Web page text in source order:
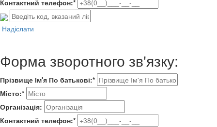
Контактний телефон:*
Надіслати
Форма зворотного зв'язку:
Прізвище Ім'я По батькові:*
Місто:*
Організація:
Контактний телефон:*